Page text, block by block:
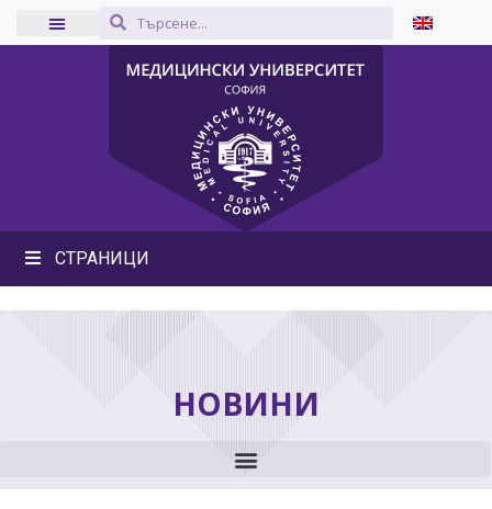
СТРАНИЦИ
НОВИНИ